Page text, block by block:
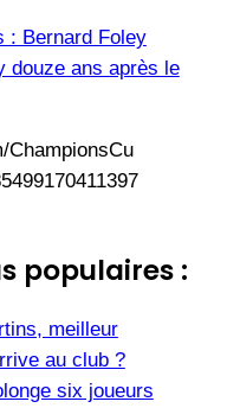
: Bernard Foley
douze ans après le
ChampionsCu
populaires :
meilleur
au club ?
six joueurs